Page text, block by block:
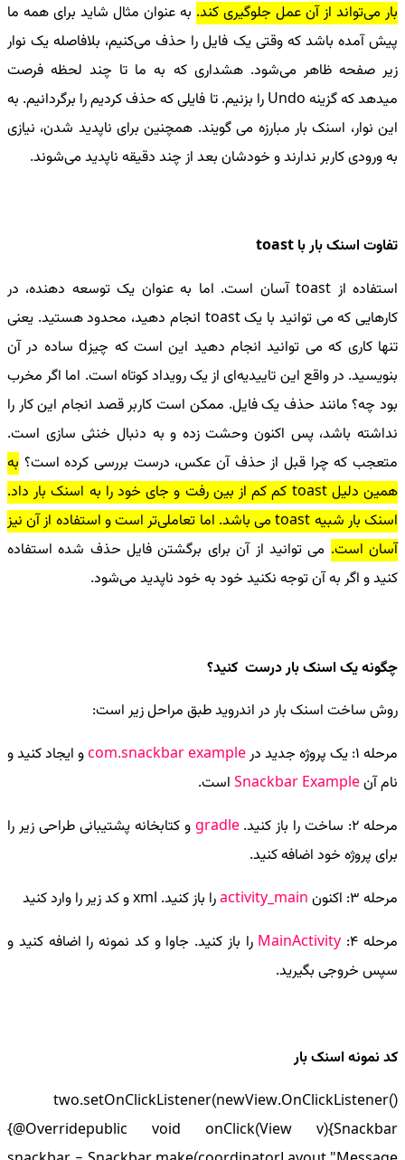
بار می‌تواند از آن عمل جلوگیری کند. به عنوان مثال شاید برای همه ما
پیش آمده باشد که وقتی یک فایل را حذف می‌کنیم، بلافاصله یک نوار
زیر صفحه ظاهر می‌شود. هشداری که به ما تا چند لحظه فرصت
میدهد که گزینه Undo را بزنیم. تا فایلی که حذف کردیم را برگردانیم. به
این نوار، اسنک بار مبارزه می گویند. همچنین برای ناپدید شدن، نیازی
به ورودی کاربر ندارند و خودشان بعد از چند دقیقه ناپدید می‌شوند.
تفاوت اسنک بار با toast
استفاده از toast آسان است. اما به عنوان یک توسعه دهنده، در
کارهایی که می توانید با یک toast انجام دهید، محدود هستید. یعنی
تنها کاری که می توانید انجام دهید این است که چیزd ساده در آن
بنویسید. در واقع این تاییدیه‌ای از یک رویداد کوتاه است. اما اگر مخرب
بود چه؟ مانند حذف یک فایل. ممکن است کاربر قصد انجام این کار را
نداشته باشد، پس اکنون وحشت زده و به دنبال خنثی سازی است.
متعجب که چرا قبل از حذف آن عکس، درست بررسی کرده است؟ به
همین دلیل toast کم کم از بین رفت و جای خود را به اسنک بار داد.
اسنک بار شبیه toast می باشد. اما تعاملی‌تر است و استفاده از آن نیز
آسان است. می توانید از آن برای برگشتن فایل حذف شده استفاده
کنید و اگر به آن توجه نکنید خود به خود ناپدید می‌شود.
چگونه یک اسنک بار درست کنید؟
روش ساخت اسنک بار در اندروید طبق مراحل زیر است:
مرحله 1: یک پروژه جدید در
com.snackbar exampleو ایجاد کنید و
نام آنSnackbar Example است.
مرحله 2: ساخت را باز کنید.
gradle
و کتابخانه پشتیبانی طراحی زیر را
برای پروژه خود اضافه کنید.
مرحله 3: اکنون
را باز کنید. xml و کد زیر را وارد کنید
مرحله 4:
MainActivity را باز کنید. جاوا و کد نمونه را اضافه کنید و
سپس خروجی بگیرید.
کد نمونه اسنک بار
two.setOnClickListener(newView.OnClickListener()
{@Overridepublic void onClick(View v){Snackbar